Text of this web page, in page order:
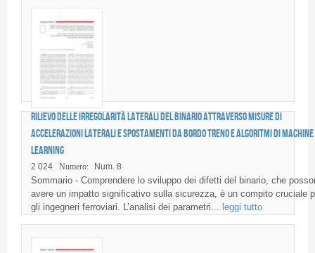
Suppliers of products and services
Rilievo delle irregolarità laterali del binario attraverso misure di
accelerazioni laterali e spostamenti da bordo treno e algoritmi di Machine
Learning
2 024 Numero: Num. 8
Sommario - Comprendere lo sviluppo dei difetti del binario, che
avere un impatto significativo sulla sicurezza, è un compito cruciale
gli ingegneri ferroviari. L’analisi dei parametri... leggi tutto